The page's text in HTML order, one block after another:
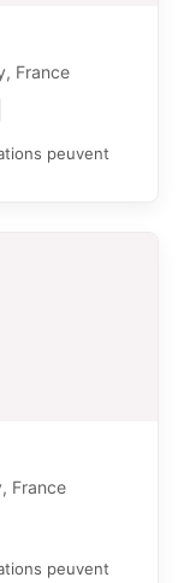
France
peuvent
France
peuvent